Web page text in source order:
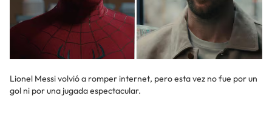
Lionel Messi volvió a romper internet, pero esta vez no fue por un
gol ni por una jugada espectacular.